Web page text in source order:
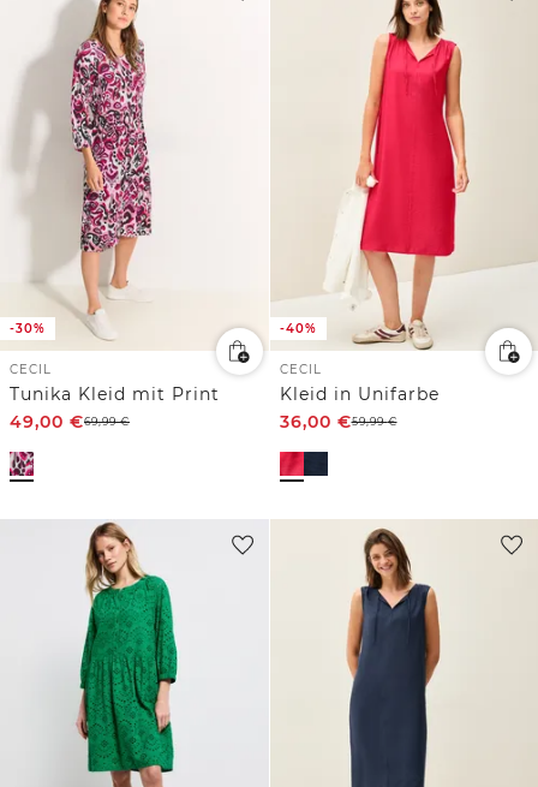
-30%
CECIL
Tunika Kleid mit Print
49,00 €69,99€
-40%
CECIL
Kleid in Unifarbe
36,00 €59,99€